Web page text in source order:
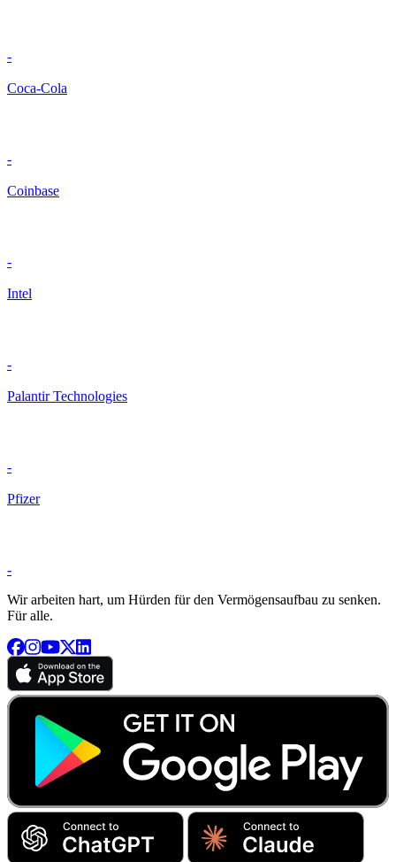
-
Coca-Cola
-
Coinbase
-
Intel
-
Palantir Technologies
-
Pfizer
-
Wir arbeiten hart, um Hürden für den Vermögensaufbau zu senken.
Für alle.